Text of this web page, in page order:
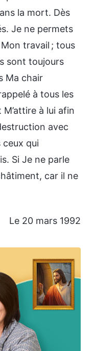
la mort. Dès
Je ne permets
travail ; tous
sont toujours
Ma chair
à tous les
à lui afin
avec
ceux qui
Si Je ne parle
car il ne
Le 20 mars 1992